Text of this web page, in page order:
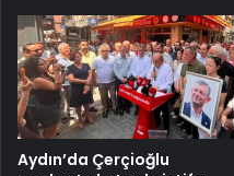
Aydın’da Çerçioğlu